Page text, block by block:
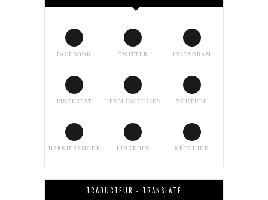
FACEBOOK TWITTER INSTAGRAM
PINTEREST LESBLOGUEUSES YOUTUBE
DERNIEREMODE LINKEDIN NETGUIDE
TRADUCTEUR - TRANSLATE